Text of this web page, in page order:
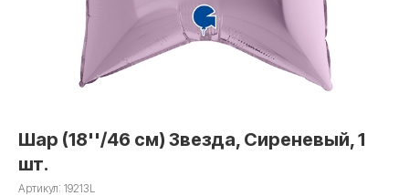
Шар (18''/46 см) Звезда, Сиреневый, 1
шт.
Артикул: 19213L